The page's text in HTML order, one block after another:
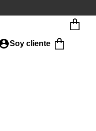
Soy cliente